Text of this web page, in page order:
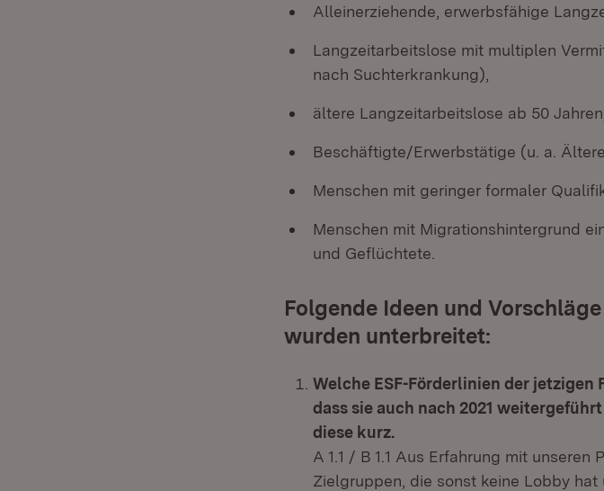
Alleinerziehende, erwerbsfähige
Langzeitarbeitslose mit multiplen
nach Suchterkrankung),
ältere Langzeitarbeitslose ab 50 Jahren,
Beschäftigte/Erwerbstätige (u. a.
Menschen mit geringer formaler
Menschen mit Migrationshintergrund
und Geflüchtete.
Folgende Ideen und
wurden unterbreitet:
Welche ESF-Förderlinien der
dass sie auch nach 2021
diese kurz.
A 1.1 / B 1.1 Aus Erfahrung mit
Zielgruppen, die sonst keine Lobby